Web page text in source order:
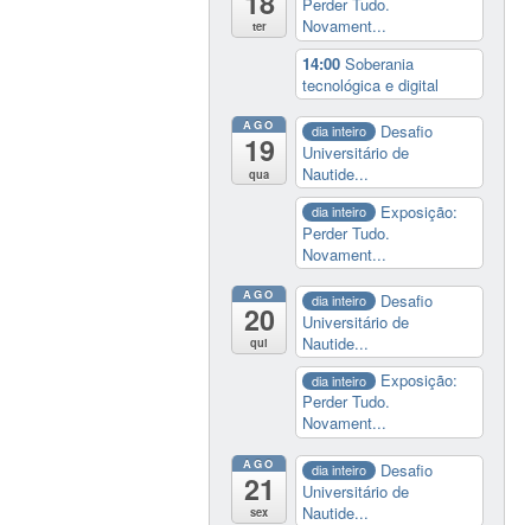
ter
Novament...
14:00Soberania
tecnológica e digital
AGO
19
qua
dia inteiro
Desafio
Universitário de
Nautide...
dia inteiro
Exposição:
Perder Tudo.
Novament...
AGO
20
qui
dia inteiro
Desafio
Universitário de
Nautide...
dia inteiro
Exposição:
Perder Tudo.
Novament...
AGO
21
sex
dia inteiro
Desafio
Universitário de
Nautide...